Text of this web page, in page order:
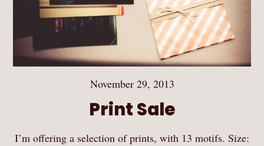
November 29, 2013
Print Sale
I’m offering a selection of prints, with 13 motifs. Size: